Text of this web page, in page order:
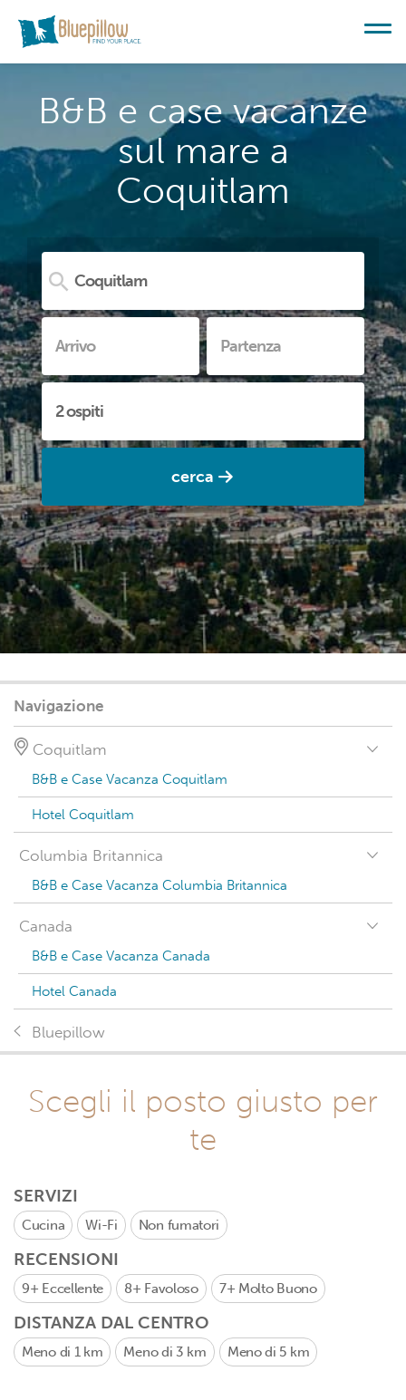
B&B e case vacanze
sul mare a
Coquitlam
cerca
Navigazione
Coquitlam
B&B e Case Vacanza Coquitlam
Hotel Coquitlam
Columbia Britannica
B&B e Case Vacanza Columbia Britannica
Canada
B&B e Case Vacanza Canada
Hotel Canada
Bluepillow
Scegli il posto giusto per
te
SERVIZI
Cucina Wi-Fi Non fumatori
RECENSIONI
9+ Eccellente 8+ Favoloso 7+ Molto Buono
DISTANZA DAL CENTRO
Meno di 1 km Meno di 3 km Meno di 5 km